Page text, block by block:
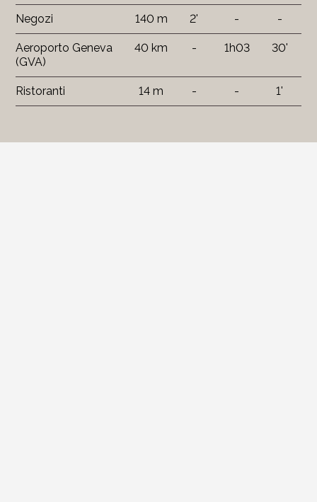
Negozi 140 m 2' - -
Aeroporto Geneva
(GVA)
40 km - 1h03 30'
Ristoranti 14 m - - 1'